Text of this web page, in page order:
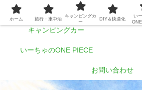
ホーム
キャンピングカー
いーちゃのONE PIECE
お問い合わせ
ホーム 旅行・車中泊
キャンピングカ
ー
DIY＆快適化
い